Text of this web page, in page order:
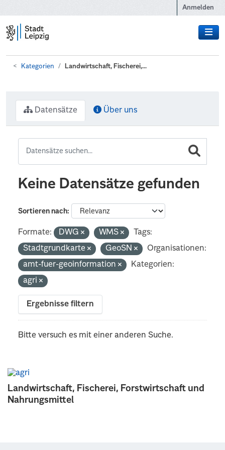
Anmelden
Kategorien Landwirtschaft, Fischerei,...
Landwirtschaft, Fischerei, Forstwirtschaft und
Nahrungsmittel
Datensätze Über uns
Keine Datensätze gefunden
Sortieren nach
Formate: DWG WMS
Tags:
Stadtgrundkarte
GeoSN
Organisationen:
amt-fuer-geoinformation
Kategorien:
agri
Ergebnisse filtern
Bitte versuch es mit einer anderen Suche.